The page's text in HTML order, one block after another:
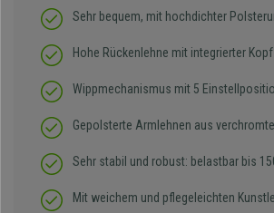
Sehr bequem, mit hochdichter
Hohe Rückenlehne mit integrierter
Wippmechanismus mit 5
Gepolsterte Armlehnen aus
Sehr stabil und robust: belastbar bis
Mit weichem und pflegeleichten